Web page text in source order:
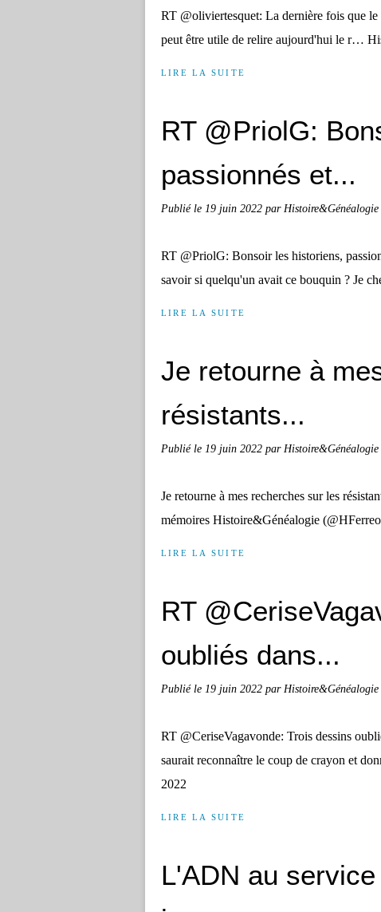
RT @oliviertesquet: La dernière fois que
peut être utile de relire aujourd'hui le r…
LIRE LA SUITE
RT @PriolG:
passionnés et...
Publié le 19 juin 2022 par Histoire&Généalogie
RT @PriolG: Bonsoir les historiens,
savoir si quelqu'un avait ce bouquin ? Je
LIRE LA SUITE
Je retourne à
résistants...
Publié le 19 juin 2022 par Histoire&Généalogie
Je retourne à mes recherches sur les
mémoires Histoire&Généalogie
LIRE LA SUITE
RT
oubliés dans...
Publié le 19 juin 2022 par Histoire&Généalogie
RT @CeriseVagavonde: Trois dessins
saurait reconnaître le coup de crayon et
2022
LIRE LA SUITE
L'ADN au